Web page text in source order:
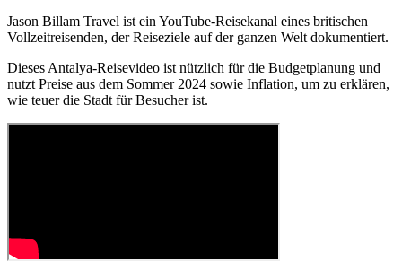
Jason Billam Travel ist ein YouTube-Reisekanal eines britischen
Vollzeitreisenden, der Reiseziele auf der ganzen Welt dokumentiert.
Dieses Antalya-Reisevideo ist nützlich für die Budgetplanung und
nutzt Preise aus dem Sommer 2024 sowie Inflation, um zu erklären,
wie teuer die Stadt für Besucher ist.